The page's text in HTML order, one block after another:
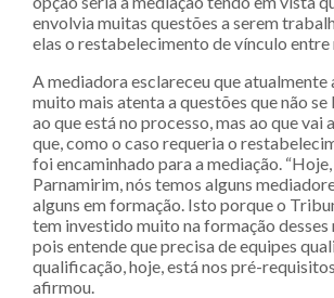
envolvia muitas questões a serem
elas o restabelecimento de vínculo entre
A mediadora esclareceu que atualmente
muito mais atenta a questões que não
ao que está no processo, mas ao que vai
que, como o caso requeria o
foi encaminhado para a mediação.
Parnamirim, nós temos alguns
alguns em formação. Isto porque o
tem investido muito na formação desses
pois entende que precisa de equipes
qualificação, hoje, está nos pré-
afirmou.